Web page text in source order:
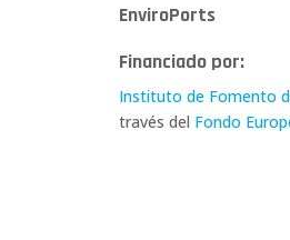
EnviroPorts
Financiado por:
Instituto de Fomento
través del Fondo